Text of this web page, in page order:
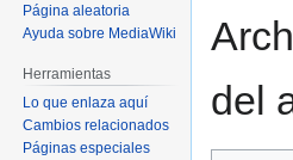
navegación
búsqueda
del
Página aleatoria
Ayuda sobre MediaWiki
Herramientas
Lo que enlaza aquí
Cambios relacionados
Páginas especiales